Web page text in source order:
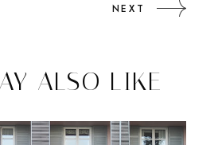
NEXT
ALSO LIKE